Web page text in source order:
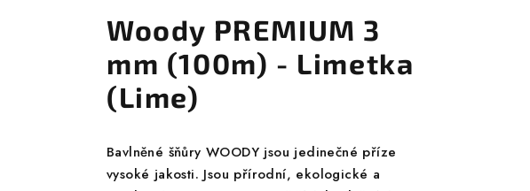
Woody PREMIUM 3
mm (100m) - Limetka
(Lime)
Bavlněné šňůry WOODY jsou jedinečné příze
vysoké jakosti. Jsou přírodní, ekologické a